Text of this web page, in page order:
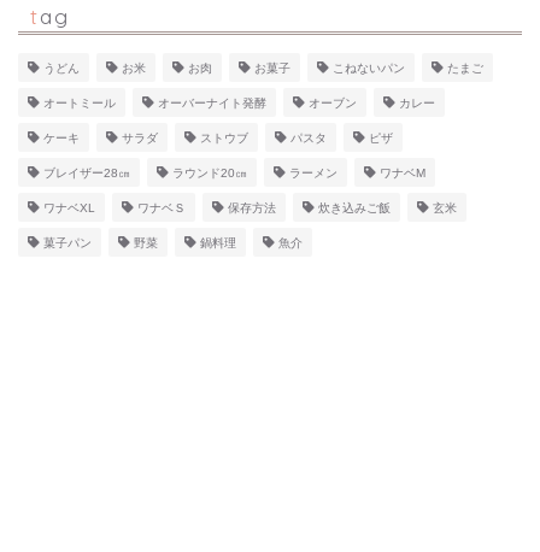
tag
うどん お米 お肉 お菓子 こねないパン たまご
オートミール オーバーナイト発酵 オーブン カレー
ケーキ サラダ ストウブ パスタ ピザ
ブレイザー28㎝ ラウンド20㎝ ラーメン ワナベM
ワナベXL ワナベＳ 保存方法 炊き込みご飯 玄米
菓子パン 野菜 鍋料理 魚介